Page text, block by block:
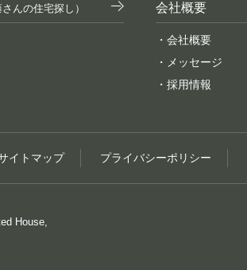
さんの住宅探し） 会社概要
・会社概要
・メッセージ
・採用情報
イトマップ プライバシーポリシー
House,